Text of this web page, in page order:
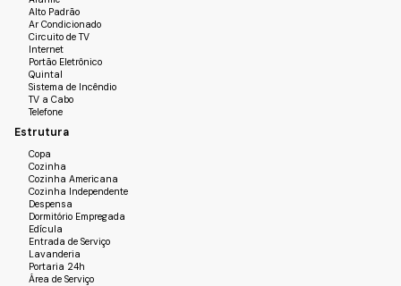
Alto Padrão
Ar Condicionado
Circuito de TV
Internet
Portão Eletrônico
Quintal
Sistema de Incêndio
TV a Cabo
Telefone
Estrutura
Copa
Cozinha
Cozinha Americana
Cozinha Independente
Despensa
Dormitório Empregada
Edícula
Entrada de Serviço
Lavanderia
Portaria 24h
Área de Serviço